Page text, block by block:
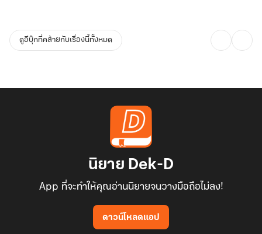
ดูอีบุ๊กที่คล้ายกับเรื่องนี้ทั้งหมด
นิยาย Dek-D
App ที่จะทำให้คุณอ่านนิยายจนวางมือถือไม่ลง!
ดาวน์โหลดแอป